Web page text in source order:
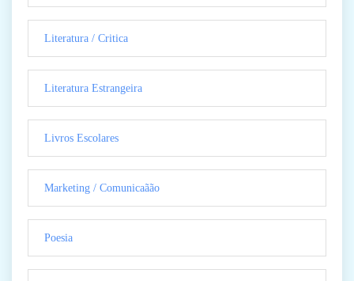
Literatura / Critica
Literatura Estrangeira
Livros Escolares
Marketing / Comunicaãão
Poesia